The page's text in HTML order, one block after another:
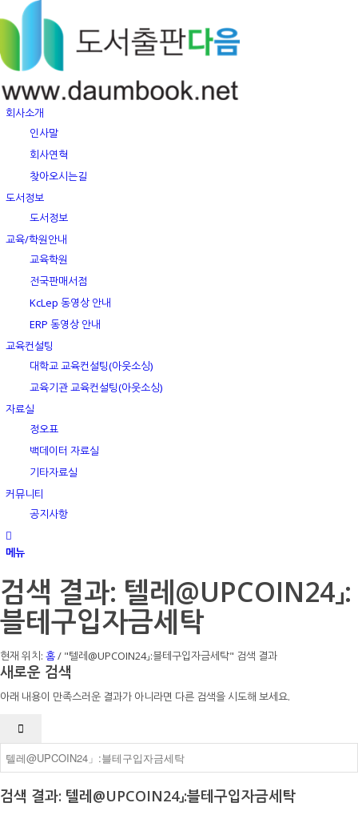
회사소개
인사말
회사연혁
찾아오시는길
도서정보
도서정보
교육/학원안내
교육학원
전국판매서점
KcLep 동영상 안내
ERP 동영상 안내
교육컨설팅
대학교 교육컨설팅(아웃소싱)
교육기관 교육컨설팅(아웃소싱)
자료실
정오표
백데이터 자료실
기타자료실
커뮤니티
공지사항
메뉴
검색 결과: 텔레@UPCOIN24」:
블테구입자금세탁
현재 위치: 홈/ "텔레@UPCOIN24」:블테구입자금세탁" 검색 결과
새로운 검색
아래 내용이 만족스러운 결과가 아니라면 다른 검색을 시도해 보세요.
검색 결과: 텔레@UPCOIN24」:블테구입자금세탁